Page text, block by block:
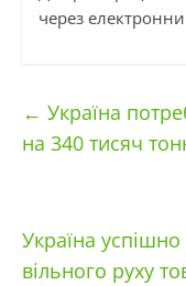
через
← Україна
на 340 тисяч
Україна
вільного руху